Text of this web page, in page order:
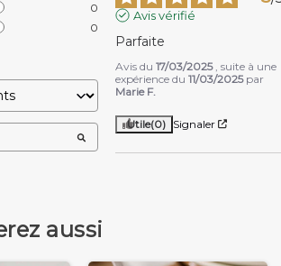
0
0
Avis vérifié
Parfaite
Avis du17/03/2025 , suite à une
expérience du11/03/2025 par
Marie F.
Utile(0) Signaler
aussi